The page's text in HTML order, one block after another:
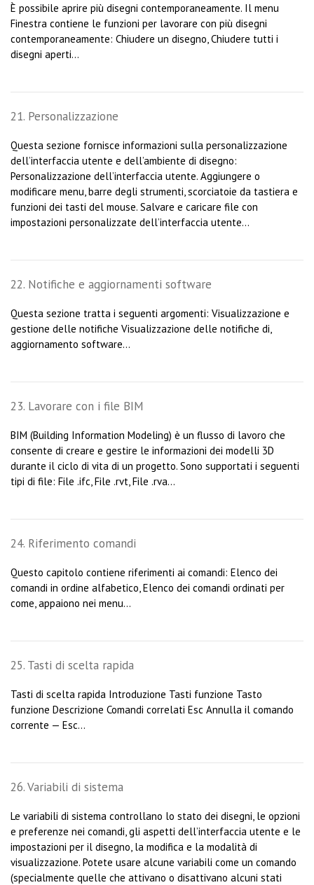
È possibile aprire più disegni contemporaneamente. Il menu
Finestra contiene le funzioni per lavorare con più disegni
contemporaneamente: Chiudere un disegno, Chiudere tutti i
disegni aperti...
21. Personalizzazione
Questa sezione fornisce informazioni sulla personalizzazione
dell’interfaccia utente e dell’ambiente di disegno:
Personalizzazione dell’interfaccia utente. Aggiungere o
modificare menu, barre degli strumenti, scorciatoie da tastiera e
funzioni dei tasti del mouse. Salvare e caricare file con
impostazioni personalizzate dell’interfaccia utente...
22. Notifiche e aggiornamenti software
Questa sezione tratta i seguenti argomenti: Visualizzazione e
gestione delle notifiche Visualizzazione delle notifiche di,
aggiornamento software...
23. Lavorare con i file BIM
BIM (Building Information Modeling) è un flusso di lavoro che
consente di creare e gestire le informazioni dei modelli 3D
durante il ciclo di vita di un progetto. Sono supportati i seguenti
tipi di file: File .ifc, File .rvt, File .rva...
24. Riferimento comandi
Questo capitolo contiene riferimenti ai comandi: Elenco dei
comandi in ordine alfabetico, Elenco dei comandi ordinati per
come, appaiono nei menu...
25. Tasti di scelta rapida
Tasti di scelta rapida Introduzione Tasti funzione Tasto
funzione Descrizione Comandi correlati Esc Annulla il comando
corrente — Esc...
26. Variabili di sistema
Le variabili di sistema controllano lo stato dei disegni, le opzioni
e preferenze nei comandi, gli aspetti dell’interfaccia utente e le
impostazioni per il disegno, la modifica e la modalità di
visualizzazione. Potete usare alcune variabili come un comando
(specialmente quelle che attivano o disattivano alcuni stati